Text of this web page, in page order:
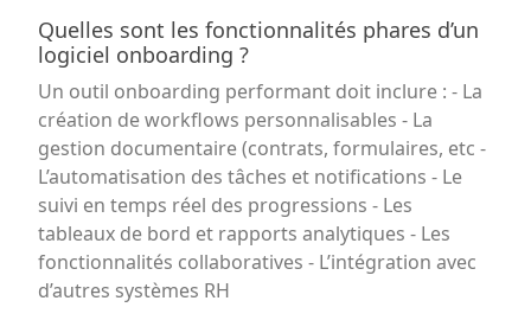
Quelles sont les fonctionnalités phares d’un
logiciel onboarding ?
Un outil onboarding performant doit inclure : - La
création de workflows personnalisables - La
gestion documentaire (contrats, formulaires, etc -
L’automatisation des tâches et notifications - Le
suivi en temps réel des progressions - Les
tableaux de bord et rapports analytiques - Les
fonctionnalités collaboratives - L’intégration avec
d’autres systèmes RH